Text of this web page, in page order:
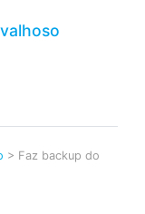
> Faz backup do